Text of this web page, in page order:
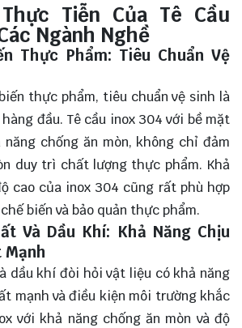
Tiễn Của Tê Cầu
Ngành Nghề
Thực Phẩm: Tiêu Chuẩn Vệ
thực phẩm, tiêu chuẩn vệ sinh là
đầu. Tê cầu inox 304 với bề mặt
năng chống ăn mòn, không chỉ đảm
duy trì chất lượng thực phẩm. Khả
cao của inox 304 cũng rất phù hợp
biến và bảo quản thực phẩm.
Và Dầu Khí: Khả Năng Chịu
Mạnh
dầu khí đòi hỏi vật liệu có khả năng
mạnh và điều kiện môi trường khắc
với khả năng chống ăn mòn và độ